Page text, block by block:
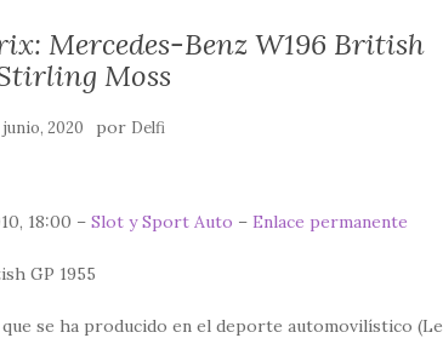
Mercedes-Benz W196 British
Moss
junio, 2020 por Delfi
18:00 – Slot y Sport Auto – Enlace permanente
se ha producido en el deporte automovilístico (Le